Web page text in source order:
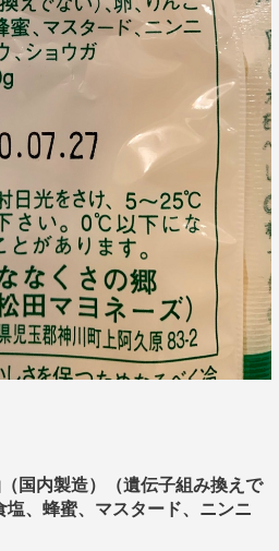
国内製造）（遺伝子組み換えで
、蜂蜜、マスタード、ニンニ